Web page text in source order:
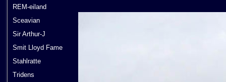
REM-eiland
Sceavian
Sir Arthur-J
Smit Lloyd Fame
Stahlratte
Tridens